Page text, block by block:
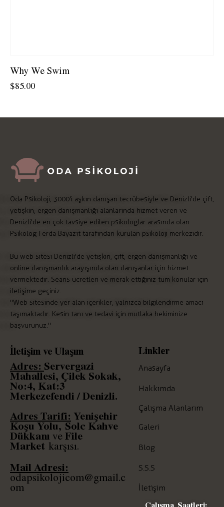
Why We Swim
$85.00
Oda Psikoloji, 3000'i aşkın danışan tecrübesiyle ve Denizli'de çift,
yetişkin, ergen danışmanlığı alanlarında hizmet veren ve
Denizli'de en çok tavsiye edilen psikologlar arasında olan
Psikolog Ferda Bayazıt tarafından kurulan psikoloji merkezidir.
Bu web sitesi Denizli'de yetişkin, çift, ergen danışmanlığı ve
online danışmanlık arayışında olan danışanlar için hizmet
vermektedir. Seans ücretleri ve merak ettiğiniz tüm konular için
iletişime geçiniz.
"Web sitesinde yer alan içerikler, yalnızca bilgilendirme amacı
taşımaktadır. Kesin tanı ve tedavi için mutlaka hekiminize
başvurunuz."
İletişim ve Ulaşım
Adres: Servergazi
Mahallesi, Çilek Sokak,
No:4, Kat:3
Merkezefendi / Denizli.
Adres Tarifi: Yenişehir
Koşu Yolu, Solc Kahve
Dükkanı veFile
Market karşısı.
Mail Adresi:
odapsikolojicom@gmail.c
om
Linkler
Anasayfa
Hakkımda
Çalışma Alanlarım
Galeri
Blog
S.S.S
İletişim